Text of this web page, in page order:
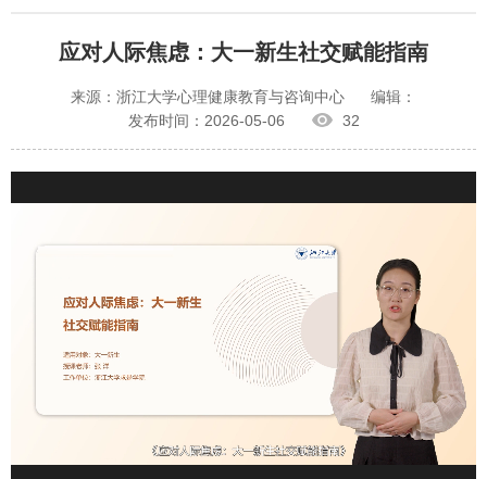
应对人际焦虑：大一新生社交赋能指南
来源：浙江大学心理健康教育与咨询中心
编辑：
发布时间：2026-05-06
32